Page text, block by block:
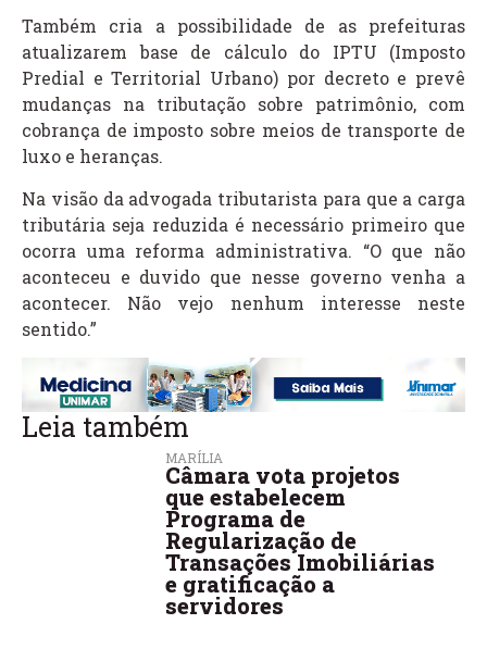
Também cria a possibilidade de as prefeituras
atualizarem base de cálculo do IPTU (Imposto
Predial e Territorial Urbano) por decreto e prevê
mudanças na tributação sobre patrimônio, com
cobrança de imposto sobre meios de transporte de
luxo e heranças.
Na visão da advogada tributarista para que a carga
tributária seja reduzida é necessário primeiro que
ocorra uma reforma administrativa. “O que não
aconteceu e duvido que nesse governo venha a
acontecer. Não vejo nenhum interesse neste
sentido.”
Leia também
MARÍLIA
Câmara vota projetos
que estabelecem
Programa de
Regularização de
Transações Imobiliárias
e gratificação a
servidores